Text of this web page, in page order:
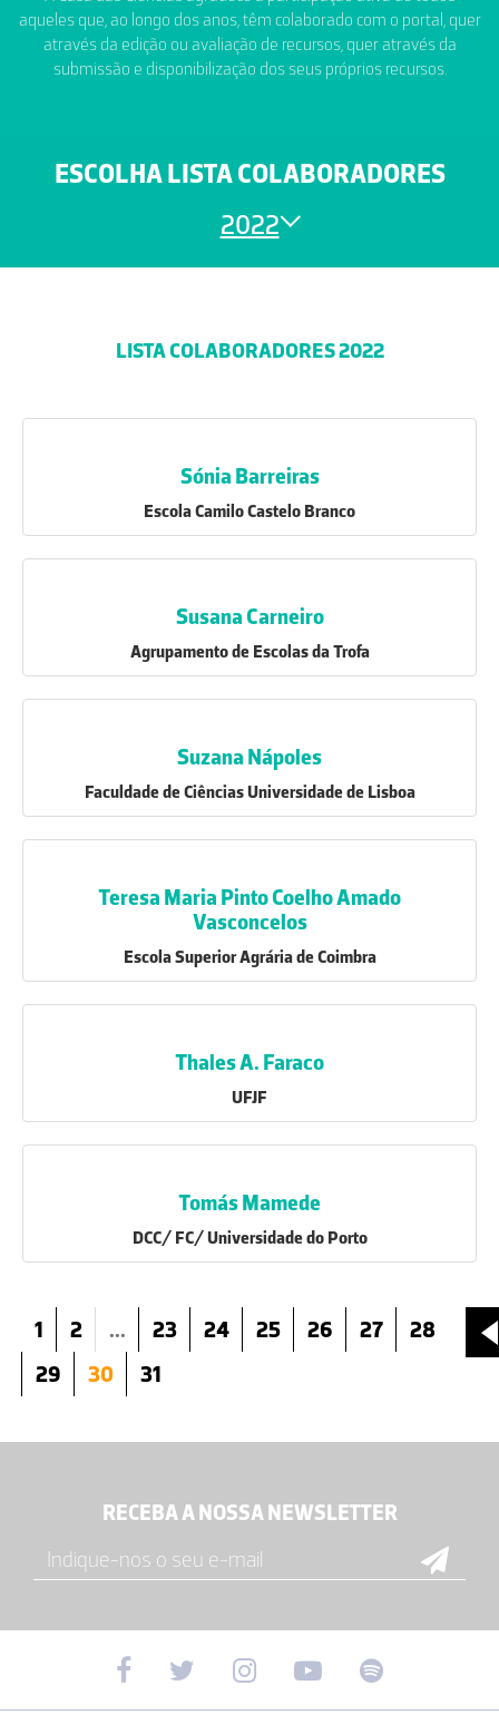
aqueles que, ao longo dos anos, têm colaborado com o portal, quer
através da edição ou avaliação de recursos, quer através da
submissão e disponibilização dos seus próprios recursos.
ESCOLHA LISTA COLABORADORES
2022
LISTA COLABORADORES 2022
Sónia Barreiras
Escola Camilo Castelo Branco
Susana Carneiro
Agrupamento de Escolas da Trofa
Suzana Nápoles
Faculdade de Ciências Universidade de Lisboa
Teresa Maria Pinto Coelho Amado
Vasconcelos
Escola Superior Agrária de Coimbra
Thales A. Faraco
UFJF
Tomás Mamede
DCC/ FC/ Universidade do Porto
1 2 ... 23 24 25 26 27
28
29
30 31
RECEBA A NOSSA NEWSLETTER